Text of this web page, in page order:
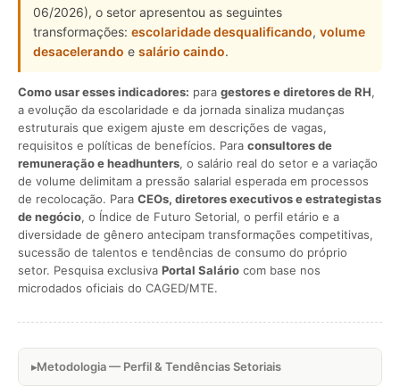
06/2026), o setor apresentou as seguintes
transformações: escolaridade desqualificando, volume
desacelerando e salário caindo.
Como usar esses indicadores: para gestores e diretores de RH,
a evolução da escolaridade e da jornada sinaliza mudanças
estruturais que exigem ajuste em descrições de vagas,
requisitos e políticas de benefícios. Para consultores de
remuneração e headhunters, o salário real do setor e a variação
de volume delimitam a pressão salarial esperada em processos
de recolocação. Para CEOs, diretores executivos e estrategistas
de negócio, o Índice de Futuro Setorial, o perfil etário e a
diversidade de gênero antecipam transformações competitivas,
sucessão de talentos e tendências de consumo do próprio
setor. Pesquisa exclusiva Portal Salário com base nos
microdados oficiais do CAGED/MTE.
Metodologia — Perfil & Tendências Setoriais